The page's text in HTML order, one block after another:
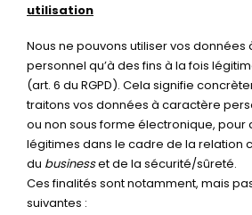
utilisation
Nous ne pouvons utiliser vos
personnel qu’à des fins à la fois
(art. 6 du RGPD). Cela signifie
traitons vos données à caractère
ou non sous forme électronique, pour
légitimes dans le cadre de la relation
du businesset de la sécurité/sûreté.
Ces finalités sont notamment, mais
suivantes :